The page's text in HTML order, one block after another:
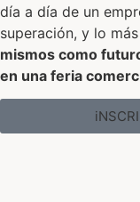
día a día de un
superación, y lo
mismos como
en una feria